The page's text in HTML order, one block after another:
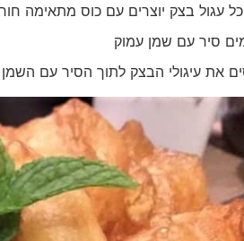
עגול בצק יוצרים עם כוס מתאימה
סיר עם שמן עמוק
את עיגולי הבצק לתוך הסיר עם